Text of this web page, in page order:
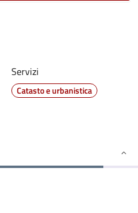
Servizi
Catasto e urbanistica